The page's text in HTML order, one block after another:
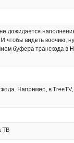
дожидается
видеть воочию,
буфера транскода в
Например, в
ТВ